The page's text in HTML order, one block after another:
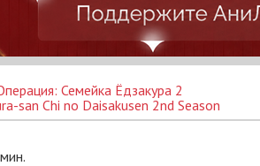
Семейка Ёдзакура 2
san Chi no Daisakusen 2nd Season